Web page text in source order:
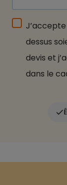
dessus
devis et
dans le